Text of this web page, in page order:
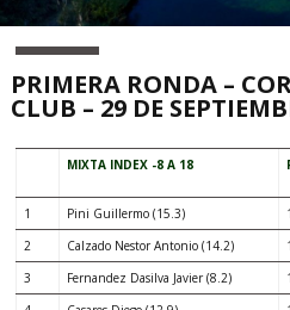
PRIMERA RONDA –
CLUB – 29 DE
MIXTA INDEX -8 A 18
1 Pini Guillermo (15.3)
2
Calzado Nestor Antonio (14.2)
3
Fernandez Dasilva Javier (8.2)